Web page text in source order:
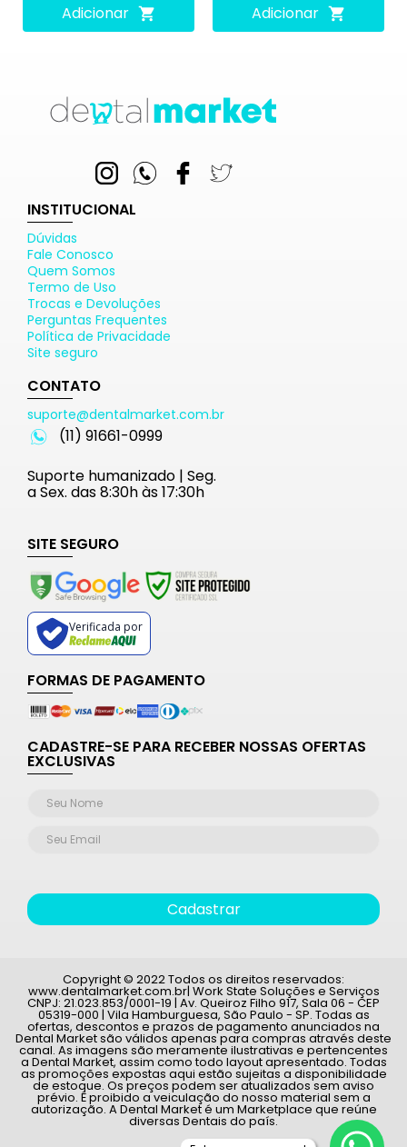
Adicionar
Adicionar
INSTITUCIONAL
Dúvidas
Fale Conosco
Quem Somos
Termo de Uso
Trocas e Devoluções
Perguntas Frequentes
Política de Privacidade
Site seguro
CONTATO
suporte@dentalmarket.com.br
(11) 91661-0999
Suporte humanizado | Seg.
a Sex. das 8:30h às 17:30h
SITE SEGURO
Verificada por
FORMAS DE PAGAMENTO
CADASTRE-SE PARA RECEBER NOSSAS OFERTAS
EXCLUSIVAS
Cadastrar
Copyright © 2022 Todos os direitos reservados:
www.dentalmarket.com.br| Work State Soluções e Serviços
CNPJ: 21.023.853/0001-19 | Av. Queiroz Filho 917, Sala 06 - CEP
05319-000 | Vila Hamburguesa, São Paulo - SP. Todas as
ofertas, descontos e prazos de pagamento anunciados na
Dental Market são válidos apenas para compras através deste
canal. As imagens são meramente ilustrativas e pertencentes
a Dental Market, assim como todo layout apresentado. Todas
as promoções expostas aqui estão sujeitas a disponibilidade
de estoque. Os preços podem ser atualizados sem aviso
prévio. É proibido a veiculação do nosso material sem a
autorização. A Dental Market é um Marketplace que reúne
diversas Dentais do país.